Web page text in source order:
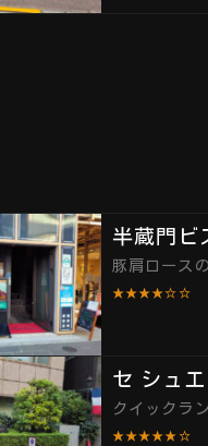
半蔵門ビ
豚肩ロース
★★★★☆☆
セ シュ
クイックラ
★★★★★☆